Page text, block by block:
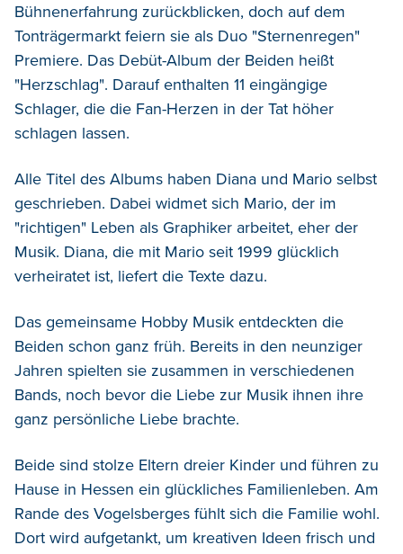
Bühnenerfahrung zurückblicken, doch auf dem
Tonträgermarkt feiern sie als Duo "Sternenregen"
Premiere. Das Debüt-Album der Beiden heißt
"Herzschlag". Darauf enthalten 11 eingängige
Schlager, die die Fan-Herzen in der Tat höher
schlagen lassen.
Alle Titel des Albums haben Diana und Mario selbst
geschrieben. Dabei widmet sich Mario, der im
"richtigen" Leben als Graphiker arbeitet, eher der
Musik. Diana, die mit Mario seit 1999 glücklich
verheiratet ist, liefert die Texte dazu.
Das gemeinsame Hobby Musik entdeckten die
Beiden schon ganz früh. Bereits in den neunziger
Jahren spielten sie zusammen in verschiedenen
Bands, noch bevor die Liebe zur Musik ihnen ihre
ganz persönliche Liebe brachte.
Beide sind stolze Eltern dreier Kinder und führen zu
Hause in Hessen ein glückliches Familienleben. Am
Rande des Vogelsberges fühlt sich die Familie wohl.
Dort wird aufgetankt, um kreativen Ideen frisch und